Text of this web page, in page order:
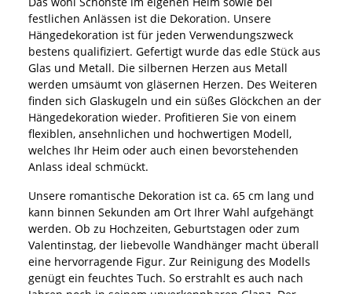
festlichen Anlässen ist die Dekoration. Unsere
Hängedekoration ist für jeden Verwendungszweck
bestens qualifiziert. Gefertigt wurde das edle Stück aus
Glas und Metall. Die silbernen Herzen aus Metall
werden umsäumt von gläsernen Herzen. Des Weiteren
finden sich Glaskugeln und ein süßes Glöckchen an der
Hängedekoration wieder. Profitieren Sie von einem
flexiblen, ansehnlichen und hochwertigen Modell,
welches Ihr Heim oder auch einen bevorstehenden
Anlass ideal schmückt.
Unsere romantische Dekoration ist ca. 65 cm lang und
kann binnen Sekunden am Ort Ihrer Wahl aufgehängt
werden. Ob zu Hochzeiten, Geburtstagen oder zum
Valentinstag, der liebevolle Wandhänger macht überall
eine hervorragende Figur. Zur Reinigung des Modells
genügt ein feuchtes Tuch. So erstrahlt es auch nach